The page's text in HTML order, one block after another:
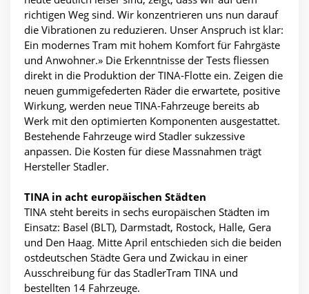
richtigen Weg sind. Wir konzentrieren uns nun darauf
die Vibrationen zu reduzieren. Unser Anspruch ist klar:
Ein modernes Tram mit hohem Komfort für Fahrgäste
und Anwohner.» Die Erkenntnisse der Tests fliessen
direkt in die Produktion der TINA-Flotte ein. Zeigen die
neuen gummigefederten Räder die erwartete, positive
Wirkung, werden neue TINA-Fahrzeuge bereits ab
Werk mit den optimierten Komponenten ausgestattet.
Bestehende Fahrzeuge wird Stadler sukzessive
anpassen. Die Kosten für diese Massnahmen trägt
Hersteller Stadler.
TINA in acht europäischen Städten
TINA steht bereits in sechs europäischen Städten im
Einsatz: Basel (BLT), Darmstadt, Rostock, Halle, Gera
und Den Haag. Mitte April entschieden sich die beiden
ostdeutschen Städte Gera und Zwickau in einer
Ausschreibung für das StadlerTram TINA und
bestellten 14 Fahrzeuge.